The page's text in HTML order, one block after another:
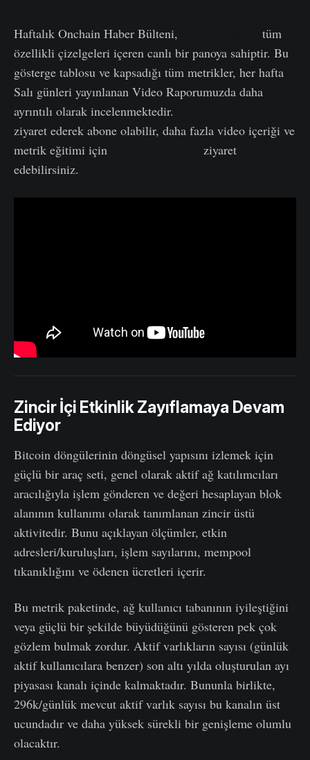
Haftalık Onchain Haber Bülteni,
tüm
özellikli çizelgeleri içeren canlı bir panoya sahiptir. Bu
gösterge tablosu ve kapsadığı tüm metrikler, her hafta
Salı günleri yayınlanan Video Raporumuzda daha
ayrıntılı olarak incelenmektedir.
ziyaret ederek abone olabilir, daha fazla video içeriği ve
metrik eğitimi için
ziyaret
edebilirsiniz.
Zincir İçi Etkinlik Zayıflamaya Devam
Ediyor
Bitcoin döngülerinin döngüsel yapısını izlemek için
güçlü bir araç seti, genel olarak aktif ağ katılımcıları
aracılığıyla işlem gönderen ve değeri hesaplayan blok
alanının kullanımı olarak tanımlanan zincir üstü
aktivitedir. Bunu açıklayan ölçümler, etkin
adresleri/kuruluşları, işlem sayılarını, mempool
tıkanıklığını ve ödenen ücretleri içerir.
Bu metrik paketinde, ağ kullanıcı tabanının iyileştiğini
veya güçlü bir şekilde büyüdüğünü gösteren pek çok
gözlem bulmak zordur. Aktif varlıkların sayısı (günlük
aktif kullanıcılara benzer) son altı yılda oluşturulan ayı
piyasası kanalı içinde kalmaktadır. Bununla birlikte,
296k/günlük mevcut aktif varlık sayısı bu kanalın üst
ucundadır ve daha yüksek sürekli bir genişleme olumlu
olacaktır.